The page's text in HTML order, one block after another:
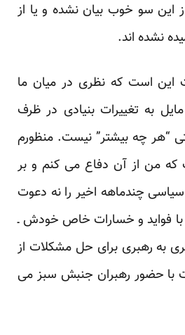
این سو خوب بیان نشده و یا از
نشده اند.
این است که نظری در میان ما
به تغییرات بنیادی در ظرف
“هر چه بیشتر” نیست. منظورم
من از آن دفاع می کنم و بر
چندماهه اخیر را نه دعوت
25 بهمن ـ با فواید و خسارات خاص خودش ـ
به رهبری برای حل مشکلات از
حضور رهبران جنبش سبز می